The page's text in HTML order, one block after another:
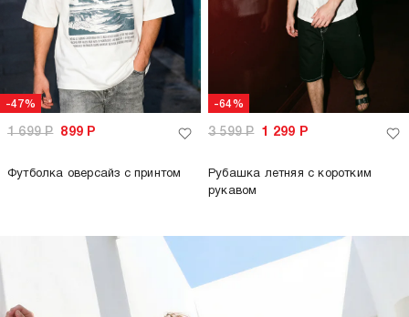
-47%
1 699Р 899 Р
Футболка оверсайз с принтом
-64%
3 599Р 1 299 Р
Рубашка летняя с коротким
рукавом